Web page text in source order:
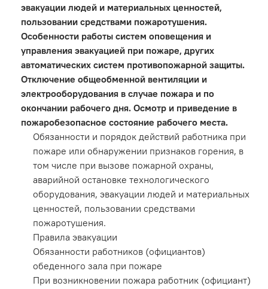
эвакуации людей и материальных ценностей,
пользовании средствами пожаротушения.
Особенности работы систем оповещения и
управления эвакуацией при пожаре, других
автоматических систем противопожарной защиты.
Отключение общеобменной вентиляции и
электрооборудования в случае пожара и по
окончании рабочего дня. Осмотр и приведение в
пожаробезопасное состояние рабочего места.
Обязанности и порядок действий работника при
пожаре или обнаружении признаков горения, в
том числе при вызове пожарной охраны,
аварийной остановке технологического
оборудования, эвакуации людей и материальных
ценностей, пользовании средствами
пожаротушения.
Правила эвакуации
Обязанности работников (официантов)
обеденного зала при пожаре
При возникновении пожара работник (официант)